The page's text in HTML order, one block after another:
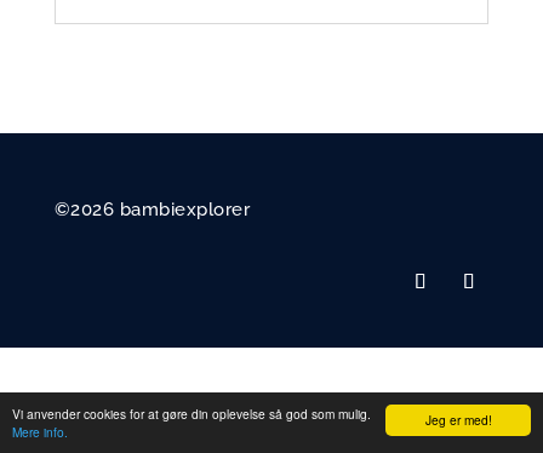
Jeg er med!
Vi anvender cookies for at gøre din oplevelse så god som mulig.
Mere info.
©2026 bambiexplorer